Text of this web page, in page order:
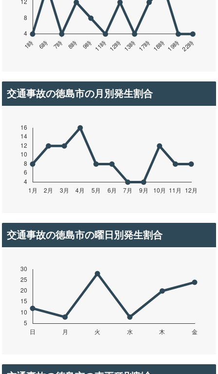
交通事故の徳島市の月別発生割合
交通事故の徳島市の曜日別発生割合